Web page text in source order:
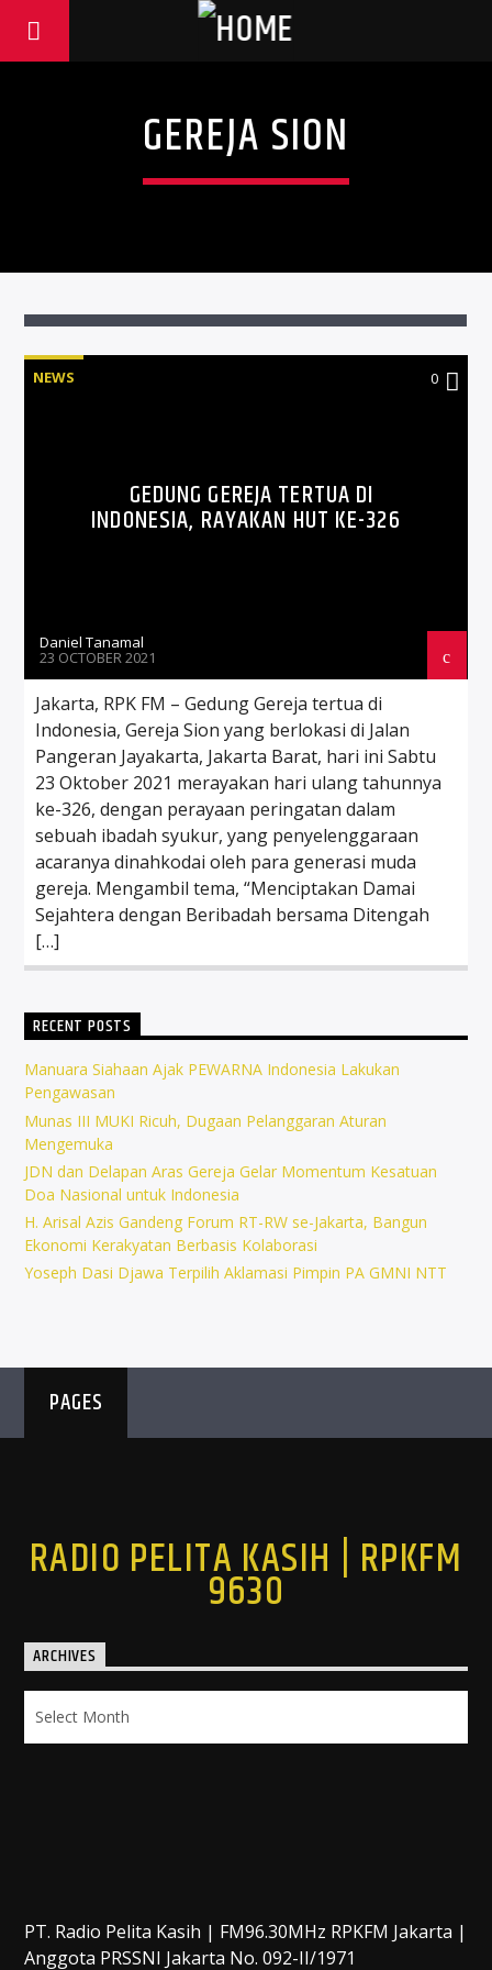
GEREJA SION
NEWS 0
GEDUNG GEREJA TERTUA DI
INDONESIA, RAYAKAN HUT KE-326
Daniel Tanamal
23 OCTOBER 2021
Jakarta, RPK FM – Gedung Gereja tertua di
Indonesia, Gereja Sion yang berlokasi di Jalan
Pangeran Jayakarta, Jakarta Barat, hari ini Sabtu
23 Oktober 2021 merayakan hari ulang tahunnya
ke-326, dengan perayaan peringatan dalam
sebuah ibadah syukur, yang penyelenggaraan
acaranya dinahkodai oleh para generasi muda
gereja. Mengambil tema, “Menciptakan Damai
Sejahtera dengan Beribadah bersama Ditengah
[…]
RECENT POSTS
Manuara Siahaan Ajak PEWARNA Indonesia Lakukan
Pengawasan
Munas III MUKI Ricuh, Dugaan Pelanggaran Aturan
Mengemuka
JDN dan Delapan Aras Gereja Gelar Momentum Kesatuan
Doa Nasional untuk Indonesia
H. Arisal Azis Gandeng Forum RT-RW se-Jakarta, Bangun
Ekonomi Kerakyatan Berbasis Kolaborasi
Yoseph Dasi Djawa Terpilih Aklamasi Pimpin PA GMNI NTT
PAGES
RADIO PELITA KASIH | RPKFM
9630
ARCHIVES
PT. Radio Pelita Kasih | FM96.30MHz RPKFM Jakarta |
Anggota PRSSNI Jakarta No. 092-II/1971